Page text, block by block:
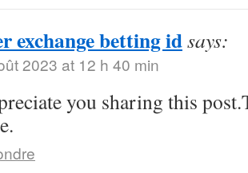
exchange betting idsays:
2023 at 12 h 40 min
you sharing this